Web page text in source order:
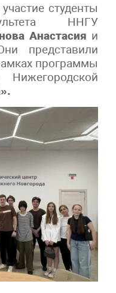
студенты
ННГУ
Анастасия и
представили
программы